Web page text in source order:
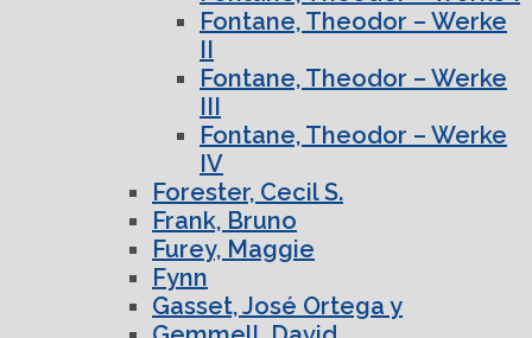
Fontane, Theodor – Werke
II
Fontane, Theodor – Werke
III
Fontane, Theodor – Werke
IV
Forester, Cecil S.
Frank, Bruno
Furey, Maggie
Fynn
Gasset, José Ortega y